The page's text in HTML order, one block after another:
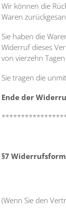
Wir können die
Waren
Sie haben die
Widerruf dieses
von vierzehn
Sie tragen die
Ende der
§7
(Wenn Sie den